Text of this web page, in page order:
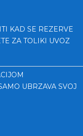
KAD SE REZERVE
ZA TOLIKI UVOZ
UBRZAVA SVOJ